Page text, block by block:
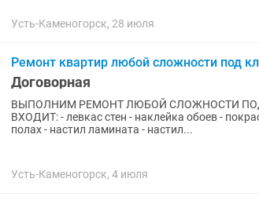
Усть-Каменогорск, 28 июля
Ремонт квартир любой сложности под
Договорная
ВЫПОЛНИМ РЕМОНТ ЛЮБОЙ СЛОЖНОСТИ
ВХОДИТ: - левкас стен - наклейка обоев - покраска - выравнивание полов - устранение скрипа в
полах - настил ламината - настил...
Усть-Каменогорск, 4 июля